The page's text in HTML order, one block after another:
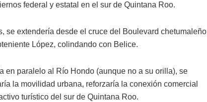
federal y estatal en el sur de Quintana Roo.
se extendería desde el cruce del Boulevard chetumaleño
López, colindando con Belice.
en paralelo al Río Hondo (aunque no a su orilla), se
la movilidad urbana, reforzaría la conexión comercial
turístico del sur de Quintana Roo.